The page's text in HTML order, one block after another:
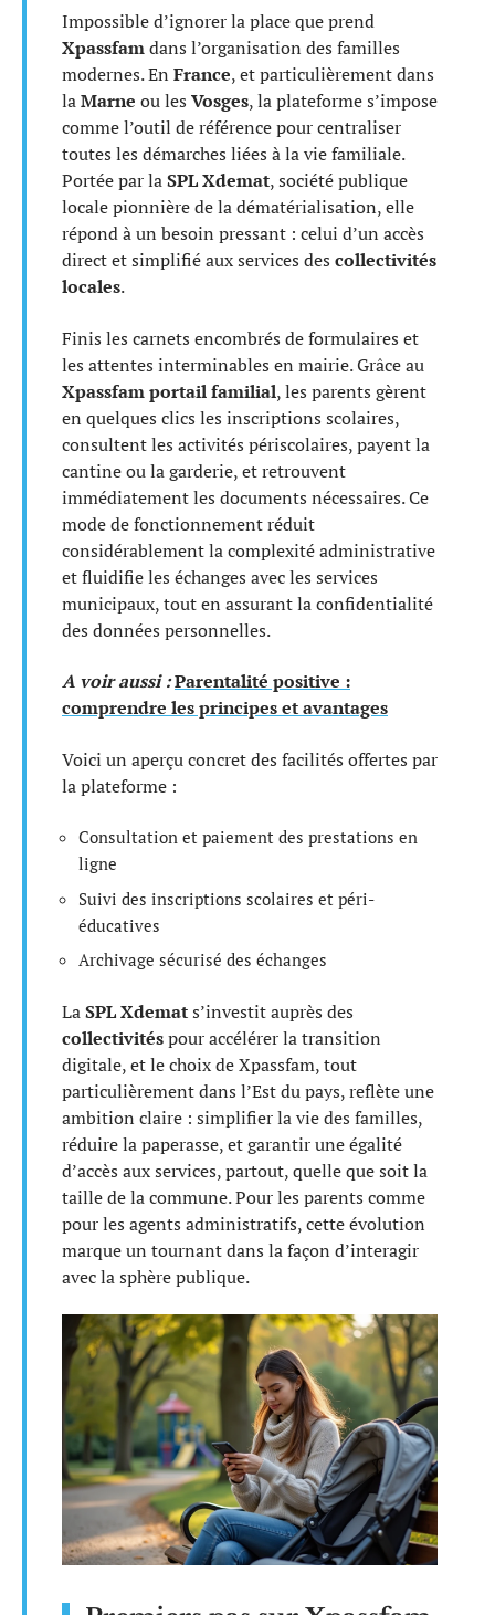
Impossible d’ignorer la place que prend
Xpassfamdans l’organisation des familles
modernes. En France, et particulièrement dans
laMarne ou les Vosges, la plateforme s’impose
comme l’outil de référence pour centraliser
toutes les démarches liées à la vie familiale.
Portée par laSPL Xdemat, société publique
locale pionnière de la dématérialisation, elle
répond à un besoin pressant : celui d’un accès
direct et simplifié aux services des collectivités
locales.
Finis les carnets encombrés de formulaires et
les attentes interminables en mairie. Grâce au
Xpassfam portail familial, les parents gèrent
en quelques clics les inscriptions scolaires,
consultent les activités périscolaires, payent la
cantine ou la garderie, et retrouvent
immédiatement les documents nécessaires. Ce
mode de fonctionnement réduit
considérablement la complexité administrative
et fluidifie les échanges avec les services
municipaux, tout en assurant la confidentialité
des données personnelles.
A voir aussi :Parentalité positive :
comprendre les principes et avantages
Voici un aperçu concret des facilités offertes par
la plateforme :
Consultation et paiement des prestations en
ligne
Suivi des inscriptions scolaires et péri-
éducatives
Archivage sécurisé des échanges
LaSPL Xdemats’investit auprès des
collectivitéspour accélérer la transition
digitale, et le choix de Xpassfam, tout
particulièrement dans l’Est du pays, reflète une
ambition claire : simplifier la vie des familles,
réduire la paperasse, et garantir une égalité
d’accès aux services, partout, quelle que soit la
taille de la commune. Pour les parents comme
pour les agents administratifs, cette évolution
marque un tournant dans la façon d’interagir
avec la sphère publique.